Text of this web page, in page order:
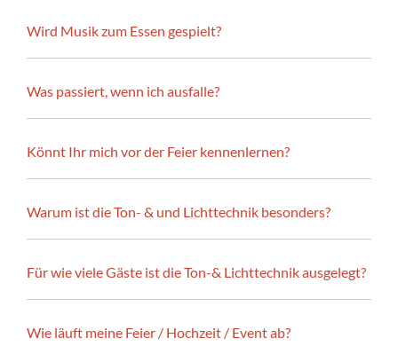
Wird Musik zum Essen gespielt?
Was passiert, wenn ich ausfalle?
Könnt Ihr mich vor der Feier kennenlernen?
Warum ist die Ton- & und Lichttechnik besonders?
Für wie viele Gäste ist die Ton-& Lichttechnik ausgelegt?
Wie läuft meine Feier / Hochzeit / Event ab?